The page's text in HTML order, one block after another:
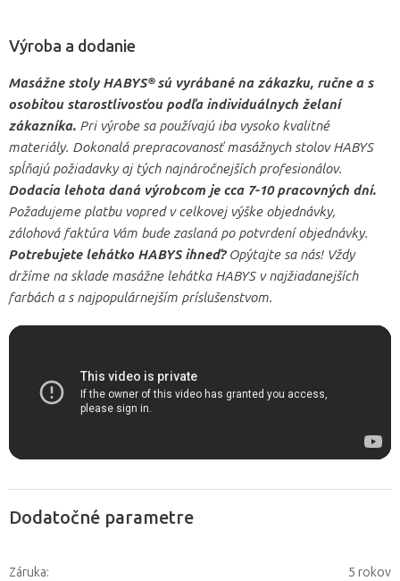
Výroba a dodanie
Masážne stoly HABYS® sú vyrábané na zákazku, ručne a s
osobitou starostlivosťou podľa individuálnych želaní
zákazníka. Pri výrobe sa používajú iba vysoko kvalitné
materiály. Dokonalá prepracovanosť masážnych stolov HABYS
spĺňajú požiadavky aj tých najnáročnejších profesionálov.
Dodacia lehota daná výrobcom je cca 7-10 pracovných dní.
Požadujeme platbu vopred v celkovej výške objednávky,
zálohová faktúra Vám bude zaslaná po potvrdení objednávky.
Potrebujete lehátko HABYS ihneď?Opýtajte sa nás! Vždy
držíme na sklade masážne lehátka HABYS v najžiadanejších
farbách a s najpopulárnejším príslušenstvom.
Dodatočné parametre
Záruka: 5 rokov